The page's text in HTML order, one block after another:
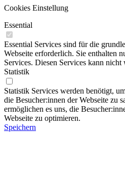
Cookies Einstellung
Essential
Essential Services sind für die
Webseite erforderlich. Sie enthalten
Services. Diesen Services kann
Statistik
Statistik Services werden benötigt,
die Besucher:innen der Webseite zu
ermöglichen es uns, die
Webseite zu optimieren.
Speichern